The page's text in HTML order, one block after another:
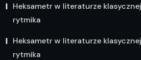
Heksametr w literaturze
rytmika
Heksametr w literaturze
rytmika